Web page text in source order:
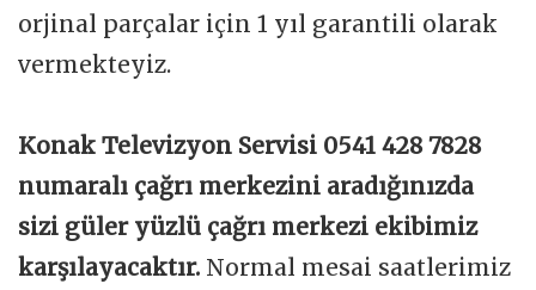
orjinal parçalar için 1 yıl garantili olarak
vermekteyiz.
Konak Televizyon Servisi 0541 428 7828
numaralı çağrı merkezini aradığınızda
sizi güler yüzlü çağrı merkezi ekibimiz
karşılayacaktır. Normal mesai saatlerimiz